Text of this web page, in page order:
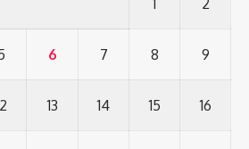
1 2
6 7 8 9
13 14 15 16